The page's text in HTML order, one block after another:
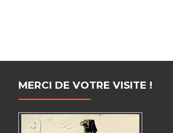
MERCI DE VOTRE VISITE !